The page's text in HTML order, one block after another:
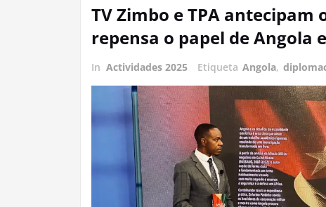
TV Zimbo e TPA
repensa o papel de Angola
In Actividades 2025 Etiqueta Angola,